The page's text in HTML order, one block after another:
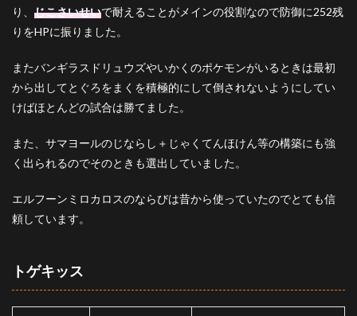
り、 じこさいせいで耐えることがメインの役割なので防御に252残
りをHPに振りました。
またバンギラスドリュウズやいかくのポケモンがいるときは最初
から出してとぐろをまくを積極的にして倒されないようにしてい
けばほとんどの試合は勝てました。
また、サマヨールのじならし＋じゃくてんほけん等の構築にも強
く出られるのでそのときも選出していました。
エルフーンミロカロスのならびは昔から使っていたのでとても信
頼しています。
トゲキッス